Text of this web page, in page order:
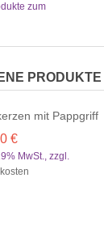
zum
PRODUKTE
mit Pappgriff
€
MwSt., zzgl.